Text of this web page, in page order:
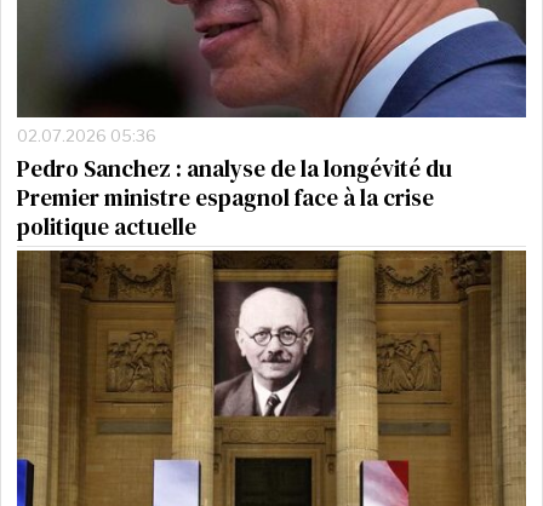
02.07.2026 05:36
Pedro Sanchez : analyse de la longévité du
Premier ministre espagnol face à la crise
politique actuelle